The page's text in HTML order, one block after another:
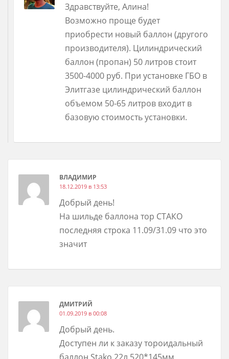
Здравствуйте, Алина!
Возможно проще будет
приобрести новый баллон (другого
производителя). Цилиндрический
баллон (пропан) 50 литров стоит
3500-4000 руб. При установке ГБО в
Элитгазе цилиндрический баллон
объемом 50-65 литров входит в
базовую стоимость установки.
ВЛАДИМИР
18.12.2019 в 13:53
Добрый день!
На шильде баллона тор СТАКО
последняя строка 11.09/31.09 что это
значит
ДМИТРИЙ
01.09.2019 в 00:08
Добрый день.
Доступен ли к заказу тороидальный